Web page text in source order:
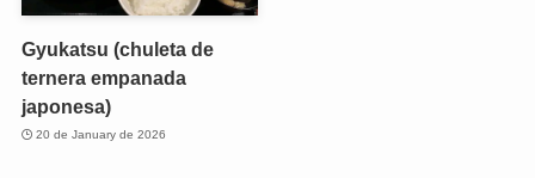
Gyukatsu (chuleta de
ternera empanada
japonesa)
20 de January de 2026